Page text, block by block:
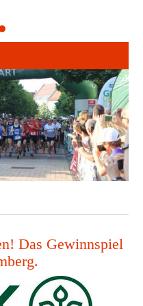
3
Das Gewinnspiel